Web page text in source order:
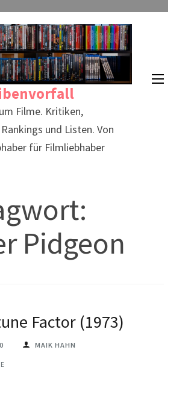
Filme. Kritiken,
und Listen. Von
für Filmliebhaber
Pidgeon
Factor (1973)
MAIK HAHN